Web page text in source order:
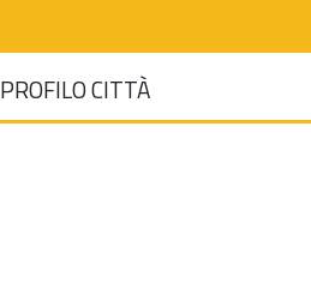
PROFILO CITTÀ